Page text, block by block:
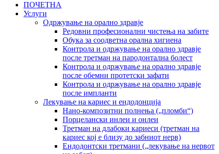
ПОЧЕТНА
Услуги
Одржување на орално здравје
Редовни професионални чистења на забите
Обука за соодветна орална хигиена
Контрола и одржување на орално здравје
после третман на пародoнтална болест
Контрола и одржување на орално здравје
после обемни протетски зафати
Контрола и одржување на орално здравје
после импланти
Лекување на кариес и ендодонција
Нано-композитни полнења („пломби“)
Порцелански инлеи и онлеи
Третман на длабоки кариеси (третман на
кариес кој е близу до забниот нерв)
Ендодонтски третмани („лекување на нервот